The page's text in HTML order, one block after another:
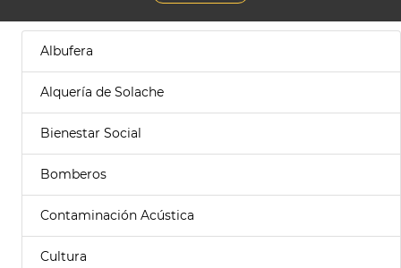
Albufera
Alquería de Solache
Bienestar Social
Bomberos
Contaminación Acústica
Cultura